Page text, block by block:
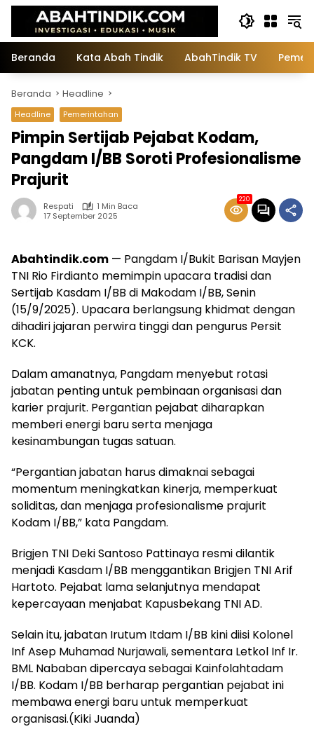
Langsung
konten
Beranda
Kata Abah Tindik AbahTindik TV
Beranda Headline
Headline Pemerintahan
Pimpin Sertijab Pejabat Kodam,
Pangdam I/BB Soroti Profesionalisme
Prajurit
Respati
1 Min Baca
17 September 2025
220
Abahtindik.com — Pangdam I/Bukit Barisan Mayjen
TNI Rio Firdianto memimpin upacara tradisi dan
Sertijab Kasdam I/BB di Makodam I/BB, Senin
(15/9/2025). Upacara berlangsung khidmat dengan
dihadiri jajaran perwira tinggi dan pengurus Persit
KCK.
Dalam amanatnya, Pangdam menyebut rotasi
jabatan penting untuk pembinaan organisasi dan
karier prajurit. Pergantian pejabat diharapkan
memberi energi baru serta menjaga
kesinambungan tugas satuan.
“Pergantian jabatan harus dimaknai sebagai
momentum meningkatkan kinerja, memperkuat
soliditas, dan menjaga profesionalisme prajurit
Kodam I/BB,” kata Pangdam.
Brigjen TNI Deki Santoso Pattinaya resmi dilantik
menjadi Kasdam I/BB menggantikan Brigjen TNI Arif
Hartoto. Pejabat lama selanjutnya mendapat
kepercayaan menjabat Kapusbekang TNI AD.
Selain itu, jabatan Irutum Itdam I/BB kini diisi Kolonel
Inf Asep Muhamad Nurjawali, sementara Letkol Inf Ir.
BML Nababan dipercaya sebagai Kainfolahtadam
I/BB. Kodam I/BB berharap pergantian pejabat ini
membawa energi baru untuk memperkuat
organisasi.(Kiki Juanda)